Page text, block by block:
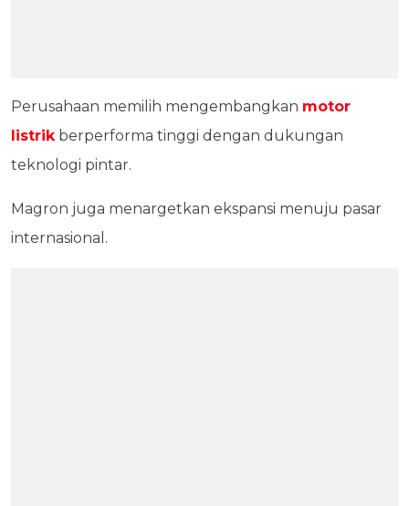
Perusahaan memilih mengembangkan motor
listrikberperforma tinggi dengan dukungan
teknologi pintar.
Magron juga menargetkan ekspansi menuju pasar
internasional.